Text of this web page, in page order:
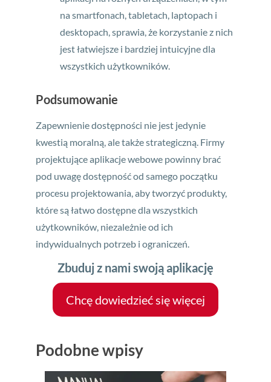
na smartfonach, tabletach, laptopach i
desktopach, sprawia, że korzystanie z nich
jest łatwiejsze i bardziej intuicyjne dla
wszystkich użytkowników.
Podsumowanie
Zapewnienie dostępności nie jest jedynie
kwestią moralną, ale także strategiczną. Firmy
projektujące aplikacje webowe powinny brać
pod uwagę dostępność od samego początku
procesu projektowania, aby tworzyć produkty,
które są łatwo dostępne dla wszystkich
użytkowników, niezależnie od ich
indywidualnych potrzeb i ograniczeń.
Zbuduj z nami swoją aplikację
Chcę dowiedzieć się więcej
Podobne wpisy